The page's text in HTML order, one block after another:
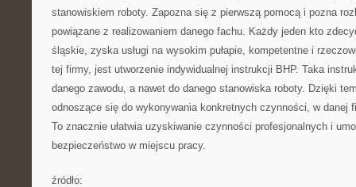
stanowiskiem roboty. Zapozna się z pierwszą pomocą i pozna
powiązane z realizowaniem danego fachu. Każdy jeden kto
śląskie, zyska usługi na wysokim pułapie, kompetentne i
tej firmy, jest utworzenie indywidualnej instrukcji BHP. Taka
danego zawodu, a nawet do danego stanowiska roboty. Dzięki
odnoszące się do wykonywania konkretnych czynności, w danej
To znacznie ułatwia uzyskiwanie czynności profesjonalnych i
bezpieczeństwo w miejscu pracy.
źródło: